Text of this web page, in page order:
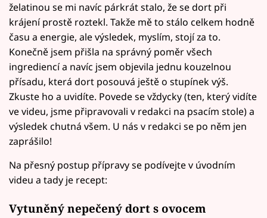
želatinou se mi navíc párkrát stalo, že se dort při
krájení prostě roztekl. Takže mě to stálo celkem hodně
času a energie, ale výsledek, myslím, stojí za to.
Konečně jsem přišla na správný poměr všech
ingrediencí a navíc jsem objevila jednu kouzelnou
přísadu, která dort posouvá ještě o stupínek výš.
Zkuste ho a uvidíte. Povede se vždycky (ten, který vidíte
ve videu, jsme připravovali v redakci na psacím stole) a
výsledek chutná všem. U nás v redakci se po něm jen
zaprášilo!
Na přesný postup přípravy se podívejte v úvodním
videu a tady je recept:
Vytuněný nepečený dort s ovocem